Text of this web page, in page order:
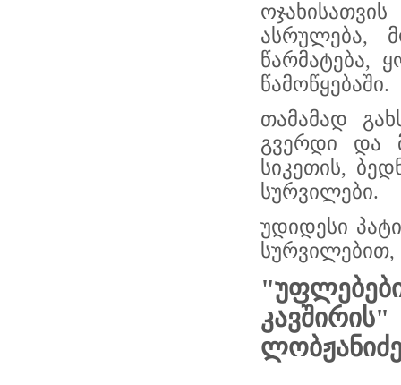
ასრულება,
წარმატება,
წამოწყებაში.
თამამად
გვერდი და
სიკეთის,
სურვილები.
უდიდესი
სურვილებით,
კავშირის"